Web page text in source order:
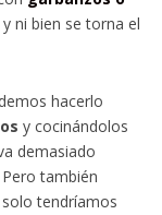
ni bien se torna el
hacerlo
y cocinándolos
demasiado
también
tendríamos